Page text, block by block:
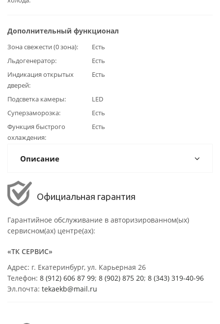
Дополнительный функционал
Зона свежести (0 зона)
Есть
Льдогенератор
Есть
Индикация открытых
дверей
Есть
Подсветка камеры
LED
Суперзаморозка
Есть
Функция быстрого
охлаждения
Есть
Описание
Официальная гарантия
Гарантийное обслуживание в авторизированном(ых)
сервисном(ах) центре(ах):
«ТК СЕРВИС»
Адрес: г. Екатеринбург, ул. Карьерная 26
Телефон: 8 (912) 606 87 99; 8 (902) 875 20; 8 (343) 319-40-96
Эл.почта: tekaekb@mail.ru